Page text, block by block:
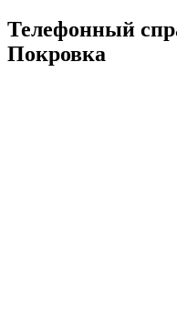
Телефонный
Покровка